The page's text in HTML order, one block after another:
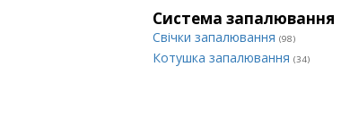
Система запалювання
Свічки запалювання (98)
Котушка запалювання (34)